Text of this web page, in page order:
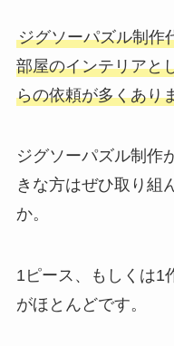
ジグソーパズル制作
部屋のインテリアと
らの依頼が多くあり
ジグソーパズル制作
きな方はぜひ取り組
か。
1ピース、もしくは1
がほとんどです。